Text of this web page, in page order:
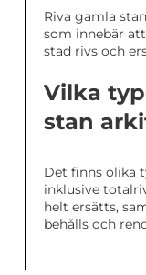
Riva gamla
som innebär
stad rivs och
Vilka
stan
Det finns olika
inklusive
helt ersätts,
behålls och